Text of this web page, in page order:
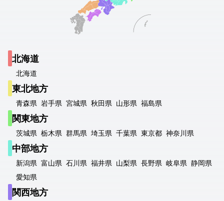
北海道
北海道
東北地方
青森県 岩手県 宮城県 秋田県 山形県 福島県
関東地方
茨城県 栃木県 群馬県 埼玉県 千葉県 東京都 神奈川県
中部地方
新潟県 富山県 石川県 福井県 山梨県 長野県 岐阜県 静岡県
愛知県
関西地方